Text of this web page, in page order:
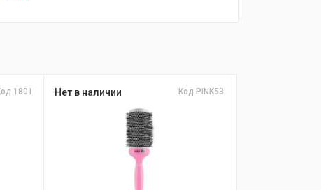
1801 Нет в наличии Код PINK53